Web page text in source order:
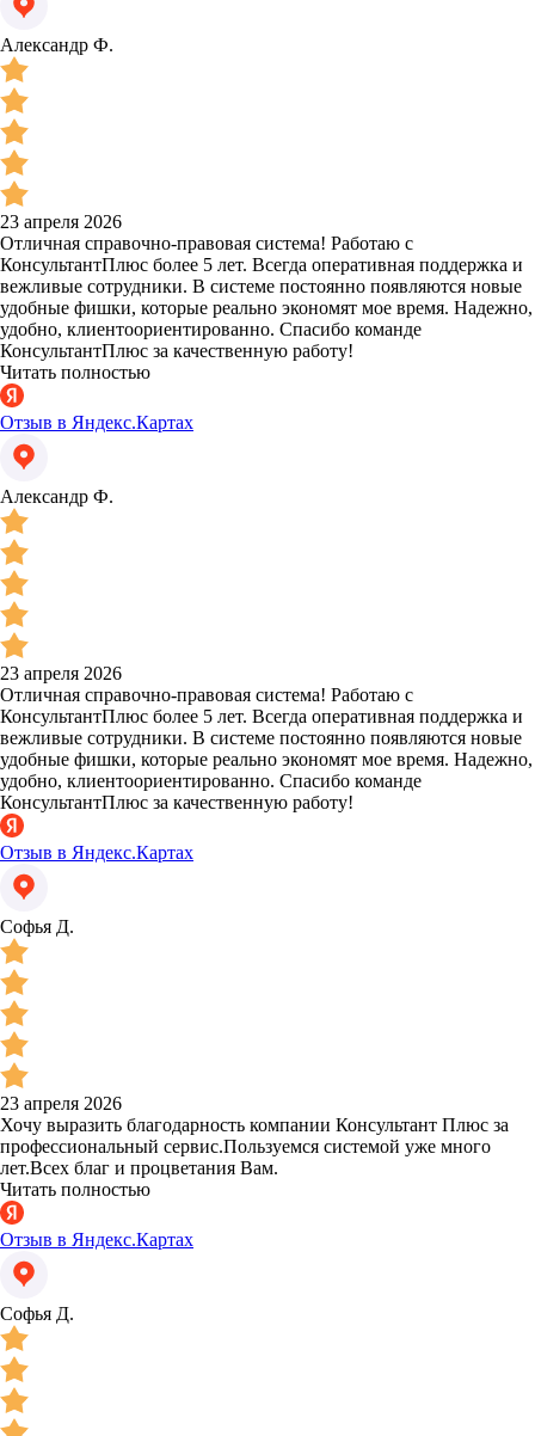
Александр Ф.
23 апреля 2026
Отличная справочно-правовая система! Работаю с
КонсультантПлюс более 5 лет. Всегда оперативная поддержка и
вежливые сотрудники. В системе постоянно появляются новые
удобные фишки, которые реально экономят мое время. Надежно,
удобно, клиентоориентированно. Спасибо команде
КонсультантПлюс за качественную работу!
Читать полностью
Отзыв в Яндекс.Картах
Александр Ф.
23 апреля 2026
Отличная справочно-правовая система! Работаю с
КонсультантПлюс более 5 лет. Всегда оперативная поддержка и
вежливые сотрудники. В системе постоянно появляются новые
удобные фишки, которые реально экономят мое время. Надежно,
удобно, клиентоориентированно. Спасибо команде
КонсультантПлюс за качественную работу!
Отзыв в Яндекс.Картах
Софья Д.
23 апреля 2026
Хочу выразить благодарность компании Консультант Плюс за
профессиональный сервис.Пользуемся системой уже много
лет.Всех благ и процветания Вам.
Читать полностью
Отзыв в Яндекс.Картах
Софья Д.